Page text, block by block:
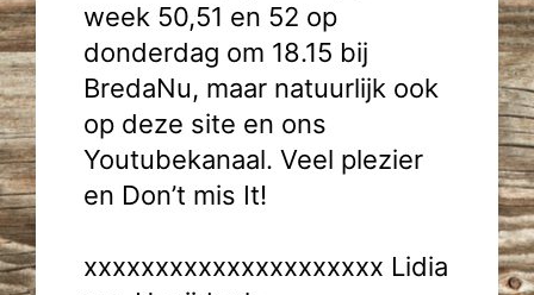
week 50,51 en 52 op
donderdag om 18.15 bij
BredaNu, maar natuurlijk ook
op deze site en ons
Youtubekanaal. Veel plezier
en Don’t mis It!
xxxxxxxxxxxxxxxxxxxxx Lidia